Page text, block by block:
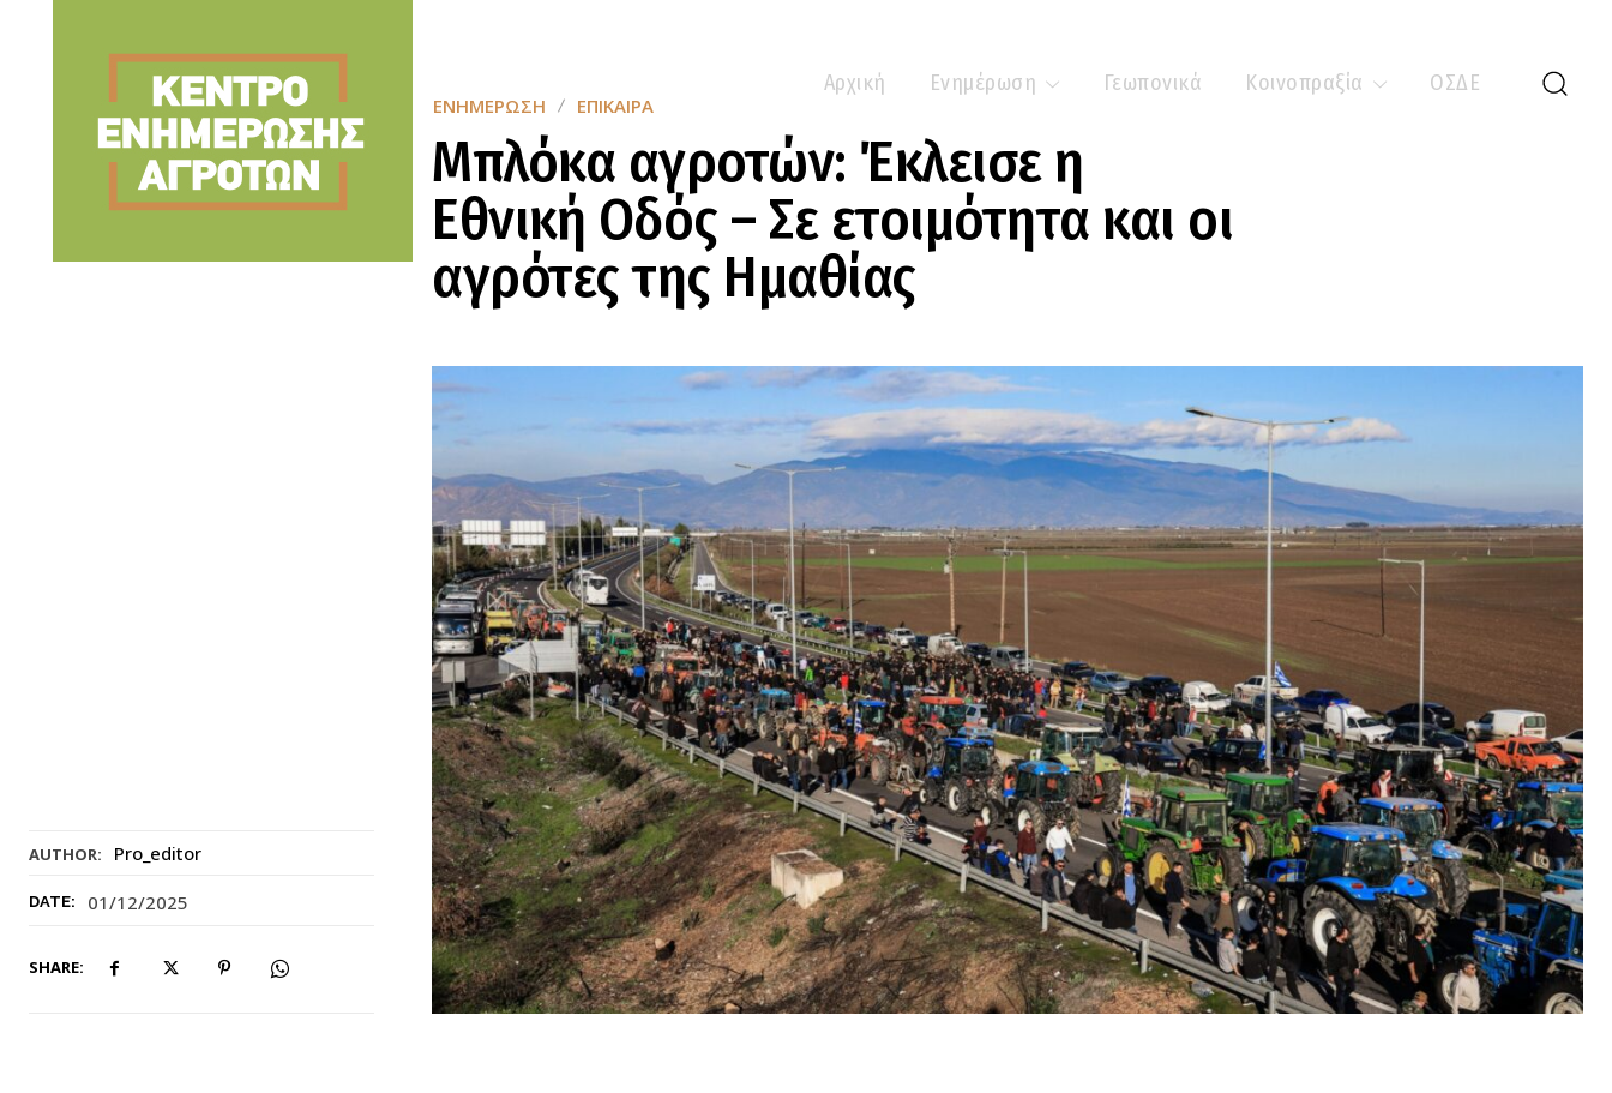
Αρχική Ενημέρωση Γεωπονικά Κοινοπραξία ΟΣΔΕ
AUTHOR: Pro_editor
DATE: 01/12/2025
SHARE:
ΕΝΗΜΈΡΩΣΗ ΕΠΊΚΑΙΡΑ
Μπλόκα αγροτών: Έκλεισε η
Εθνική Οδός – Σε ετοιμότητα και οι
αγρότες της Ημαθίας